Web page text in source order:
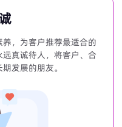
，为客户推荐最适合的
真诚待人，将客户、合
发展的朋友。